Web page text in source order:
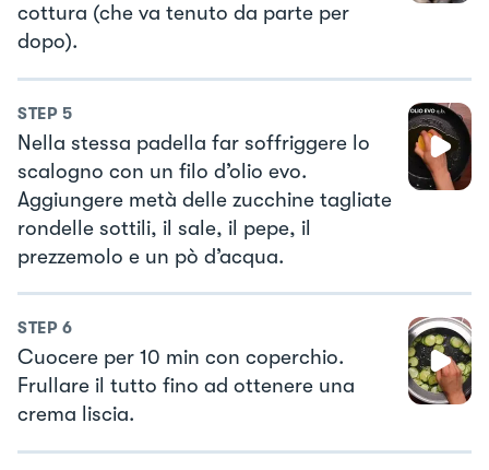
cottura (che va tenuto da parte per
dopo).
STEP 5
Nella stessa padella far soffriggere lo
scalogno con un filo d’olio evo.
Aggiungere metà delle zucchine tagliate
rondelle sottili, il sale, il pepe, il
prezzemolo e un pò d’acqua.
STEP 6
Cuocere per 10 min con coperchio.
Frullare il tutto fino ad ottenere una
crema liscia.